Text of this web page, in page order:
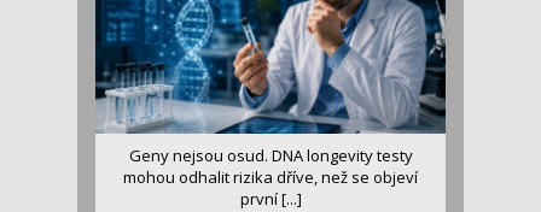
Geny nejsou osud. DNA longevity testy
mohou odhalit rizika dříve, než se objeví
první [...]